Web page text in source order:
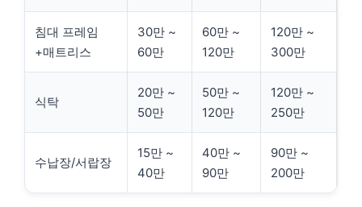
침대 프레임
+매트리스
30만 ~
60만
60만 ~
120만
120만 ~
300만
식탁
20만 ~
50만
50만 ~
120만
120만 ~
250만
수납장/서랍장
15만 ~
40만
40만 ~
90만
90만 ~
200만